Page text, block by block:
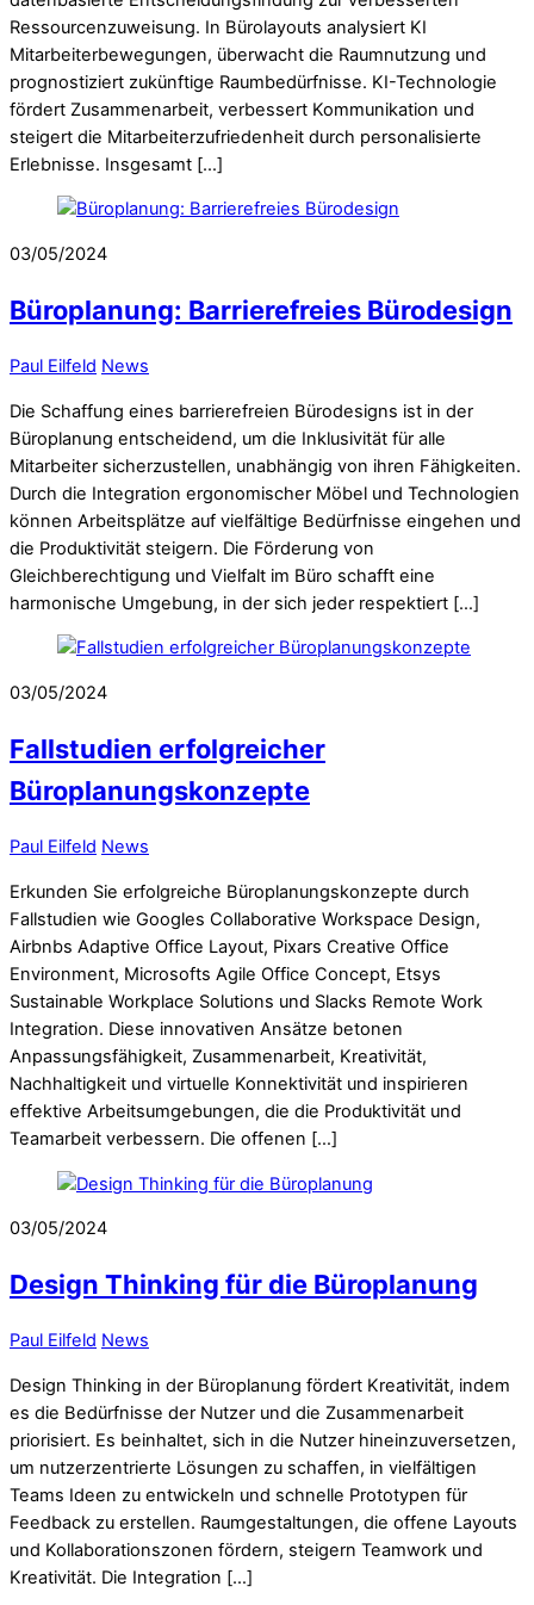
Ressourcenzuweisung. In Bürolayouts analysiert KI
Mitarbeiterbewegungen, überwacht die Raumnutzung und
prognostiziert zukünftige Raumbedürfnisse. KI-Technologie
fördert Zusammenarbeit, verbessert Kommunikation und
steigert die Mitarbeiterzufriedenheit durch personalisierte
Erlebnisse. Insgesamt […]
03/05/2024
Büroplanung: Barrierefreies Bürodesign
Paul Eilfeld News
Die Schaffung eines barrierefreien Bürodesigns ist in der
Büroplanung entscheidend, um die Inklusivität für alle
Mitarbeiter sicherzustellen, unabhängig von ihren Fähigkeiten.
Durch die Integration ergonomischer Möbel und Technologien
können Arbeitsplätze auf vielfältige Bedürfnisse eingehen und
die Produktivität steigern. Die Förderung von
Gleichberechtigung und Vielfalt im Büro schafft eine
harmonische Umgebung, in der sich jeder respektiert […]
03/05/2024
Fallstudien erfolgreicher
Büroplanungskonzepte
Paul Eilfeld News
Erkunden Sie erfolgreiche Büroplanungskonzepte durch
Fallstudien wie Googles Collaborative Workspace Design,
Airbnbs Adaptive Office Layout, Pixars Creative Office
Environment, Microsofts Agile Office Concept, Etsys
Sustainable Workplace Solutions und Slacks Remote Work
Integration. Diese innovativen Ansätze betonen
Anpassungsfähigkeit, Zusammenarbeit, Kreativität,
Nachhaltigkeit und virtuelle Konnektivität und inspirieren
effektive Arbeitsumgebungen, die die Produktivität und
Teamarbeit verbessern. Die offenen […]
03/05/2024
Design Thinking für die Büroplanung
Paul Eilfeld News
Design Thinking in der Büroplanung fördert Kreativität, indem
es die Bedürfnisse der Nutzer und die Zusammenarbeit
priorisiert. Es beinhaltet, sich in die Nutzer hineinzuversetzen,
um nutzerzentrierte Lösungen zu schaffen, in vielfältigen
Teams Ideen zu entwickeln und schnelle Prototypen für
Feedback zu erstellen. Raumgestaltungen, die offene Layouts
und Kollaborationszonen fördern, steigern Teamwork und
Kreativität. Die Integration […]